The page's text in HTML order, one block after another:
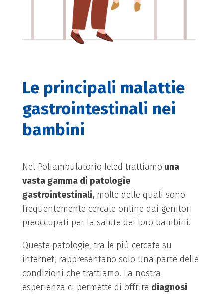
Le principali malattie
gastrointestinali nei
bambini
Nel Poliambulatorio Ieled trattiamo una
vasta gamma di patologie
gastrointestinali, molte delle quali sono
frequentemente cercate online dai genitori
preoccupati per la salute dei loro bambini.
Queste patologie, tra le più cercate su
internet, rappresentano solo una parte delle
condizioni che trattiamo. La nostra
esperienza ci permette di offrire diagnosi